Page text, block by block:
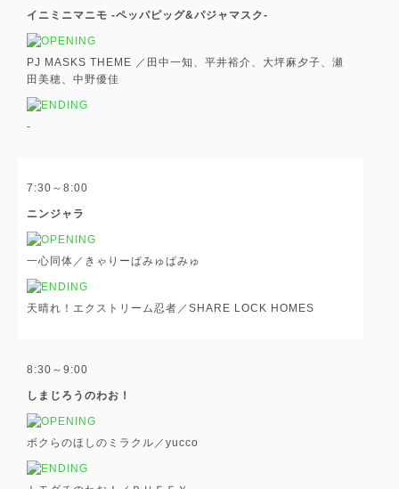
イニミニマニモ -ペッパピッグ&パジャマスク-
PJ MASKS THEME ／田中一知、平井裕介、大坪麻夕子、瀬
田美穂、中野優佳
-
7:30～8:00
ニンジャラ
一心同体／きゃりーぱみゅぱみゅ
天晴れ！エクストリーム忍者／SHARE LOCK HOMES
8:30～9:00
しまじろうのわお！
ボクらのほしのミラクル／yucco